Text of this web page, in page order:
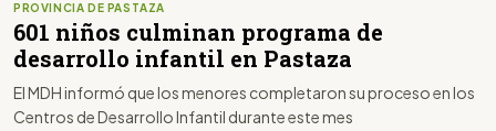
PROVINCIA DE PASTAZA
601 niños culminan programa de
desarrollo infantil en Pastaza
El MDH informó que los menores completaron su proceso en los
Centros de Desarrollo Infantil durante este mes